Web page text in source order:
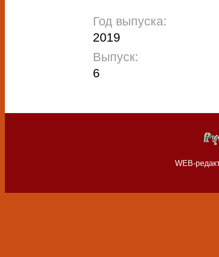
Год выпуска:
2019
Выпуск:
6
WEB-